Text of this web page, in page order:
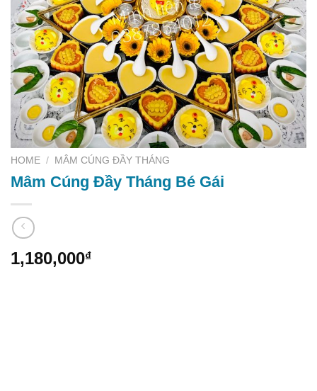
HOME / MÂM CÚNG ĐẦY THÁNG
Mâm Cúng Đầy Tháng Bé Gái
1,180,000₫